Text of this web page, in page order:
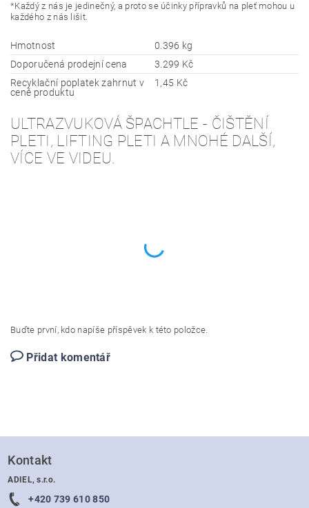
*Každý z nás je jedinečný, a proto se účinky přípravků na pleť mohou u
každého z nás lišit.
Hmotnost
0.396 kg
Doporučená prodejní cena
3.299 Kč
Recyklační poplatek zahrnut v
ceně produktu
1,45 Kč
ULTRAZVUKOVÁ ŠPACHTLE - ČIŠTĚNÍ
PLETI, LIFTING PLETI A MNOHÉ DALŠÍ,
VÍCE VE VIDEU.
Buďte první, kdo napíše příspěvek k této položce.
Přidat komentář
Kontakt
ADIEL, s.r.o.
+420 739 610 850